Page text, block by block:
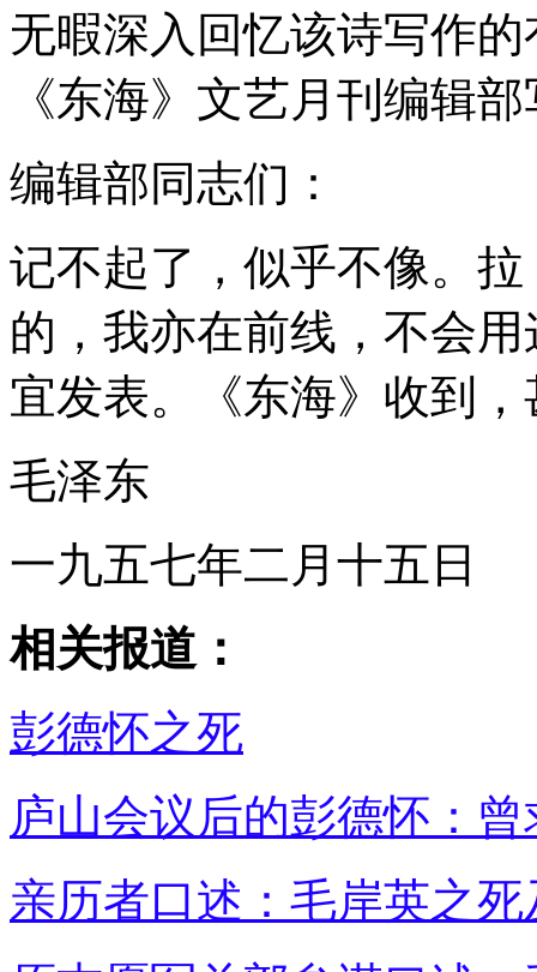
无暇深入回忆该诗写作
《东海》文艺月刊编辑
编辑部同志们：
记不起了，似乎不像。
的，我亦在前线，不会
宜发表。《东海》收到，
毛泽东
一九五七年二月十五日
相关报道：
彭德怀之死
庐山会议后的彭德怀：
亲历者口述：毛岸英之